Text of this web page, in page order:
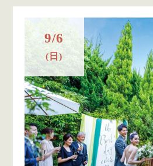
9/6
(日)